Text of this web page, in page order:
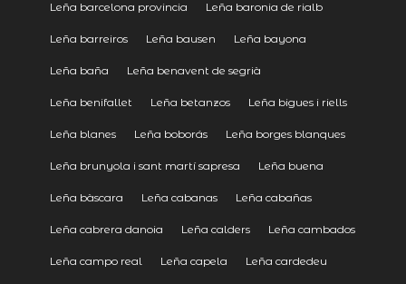
Leña barcelona provincia Leña baronia de rialb
Leña barreiros Leña bausen Leña bayona
Leña baña Leña benavent de segrià
Leña benifallet Leña betanzos Leña bigues i riells
Leña blanes Leña boborás Leña borges blanques
Leña brunyola i sant martí sapresa Leña buena
Leña bàscara Leña cabanas Leña cabañas
Leña cabrera danoia Leña calders Leña cambados
Leña campo real Leña capela Leña cardedeu